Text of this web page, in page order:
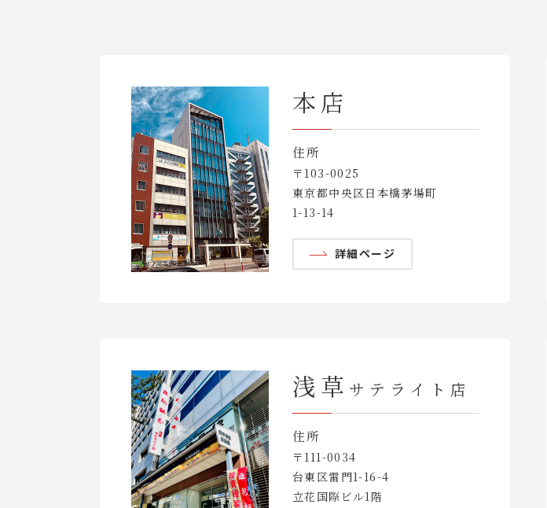
本店
住所
〒103-0025
東京都中央区日本橋茅場町
1-13-14
詳細ページ
浅草 サテライト店
住所
〒111-0034
台東区雷門1-16-4
立花国際ビル1階